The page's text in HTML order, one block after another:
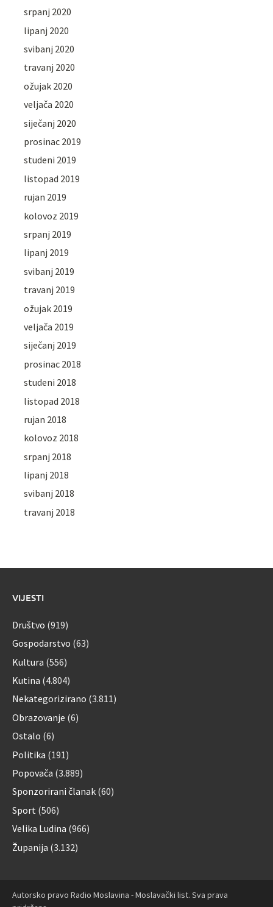
srpanj 2020
lipanj 2020
svibanj 2020
travanj 2020
ožujak 2020
veljača 2020
siječanj 2020
prosinac 2019
studeni 2019
listopad 2019
rujan 2019
kolovoz 2019
srpanj 2019
lipanj 2019
svibanj 2019
travanj 2019
ožujak 2019
veljača 2019
siječanj 2019
prosinac 2018
studeni 2018
listopad 2018
rujan 2018
kolovoz 2018
srpanj 2018
lipanj 2018
svibanj 2018
travanj 2018
VIJESTI
Društvo (919)
Gospodarstvo (63)
Kultura (556)
Kutina (4.804)
Nekategorizirano (3.811)
Obrazovanje (6)
Ostalo (6)
Politika (191)
Popovača (3.889)
Sponzorirani članak (60)
Sport (506)
Velika Ludina (966)
Županija (3.132)
Autorsko pravo Radio Moslavina - Moslavački list. Sva prava